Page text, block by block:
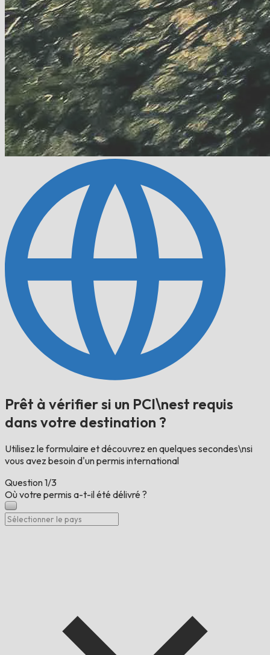
Prêt à vérifier si un PCI\nest requis
dans votre destination ?
Utilisez le formulaire et découvrez en quelques secondes\nsi
vous avez besoin d'un permis international
Question1/3
Où votre permis a-t-il été délivré ?